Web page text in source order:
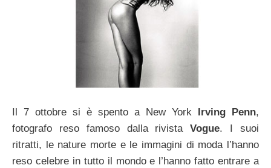
Il 7 ottobre si è spento a New York Irving Penn,
fotografo reso famoso dalla rivistaVogue. I suoi
ritratti, le nature morte e le immagini di moda l’hanno
reso celebre in tutto il mondo e l’hanno fatto entrare a